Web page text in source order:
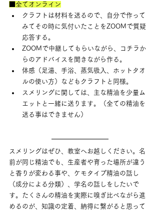
■全てオンライン
クラフトは材料を送るので、自分で作って
みてその時に気付いたことをZOOMで質疑
応答する。
ZOOMで中継してもらいながら、コチラか
らのアドバイスを聞きながら作る。
体感（足湯、手浴、蒸気吸入、ホットタオ
ルの使い方）などもクラフトと同様。
スメリングに関しては、主な精油を少量ム
エットと一緒に送ります。（全ての精油を
送る事はできません）
スメリングはぜひ、教室へお越しください。名
前が同じ精油でも、生産者や育った場所が違う
と香りが変わる事や、ケモタイプ精油の話し
（成分による分類）、学名の話しをしたいで
す。たくさんの精油を実際に嗅ぎ比べながら進
めるのが、知識の定着、納得に繋がると思って